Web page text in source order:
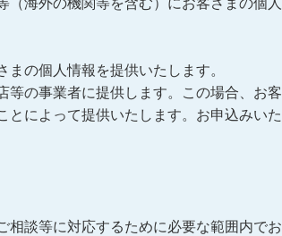
の個人情報を提供いたします。
等の事業者に提供します。この場合、お客
によって提供いたします。お申込みいた
相談等に対応するために必要な範囲内でお